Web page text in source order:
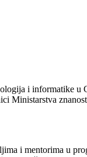
i informatike u
Ministarstva
i mentorima u